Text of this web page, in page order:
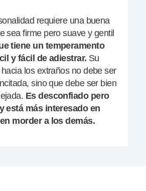
requiere una buena
sea firme pero suave y gentil
tiene un temperamento
y fácil de adiestrar. Su
los extraños no debe ser
sino que debe ser bien
Es desconfiado pero
está más interesado en
morder a los demás.